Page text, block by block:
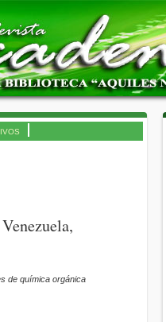
de química orgánica